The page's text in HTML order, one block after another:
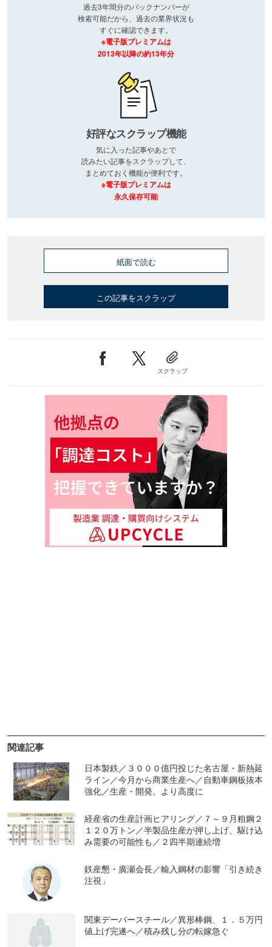
過去3年間分のバックナンバーが
検索可能だから、過去の業界状況も
すぐに確認できます。
※電子版プレミアムは
2013年以降の約13年分
好評なスクラップ機能
気に入った記事やあとで
読みたい記事をスクラップして、
まとめておく機能が便利です。
※電子版プレミアムは
永久保存可能
紙面で読む
この記事をスクラップ
スクラップ
関連記事
日本製鉄／３０００億円投じた名古屋・新熱延
ライン／今月から商業生産へ／自動車鋼板抜本
強化／生産・開発、より高度に
経産省の生産計画ヒアリング／７～９月粗鋼２
１２０万トン／半製品生産が押し上げ、駆け込
み需要の可能性も／２四半期連続増
鉄産懇・廣瀬会長／輸入鋼材の影響「引き続き
注視」
関東デーバースチール／異形棒鋼、１．５万円
値上げ完遂へ／積み残し分の転嫁急ぐ